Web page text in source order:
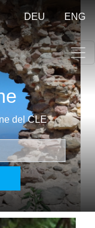
del CLE
DEU ENG
Emanuele